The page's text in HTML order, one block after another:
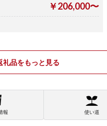
￥206,000〜
礼品をもっと見る
報 使い道